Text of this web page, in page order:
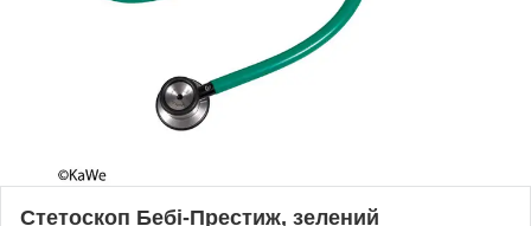
Стетоскоп Бебі-Престиж, зелений